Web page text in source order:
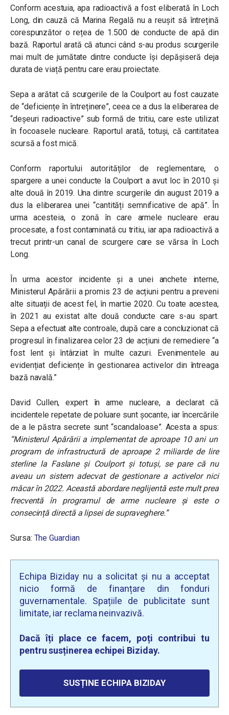
Conform acestuia, apa radioactivă a fost eliberată în Loch
Long, din cauză că Marina Regală nu a reușit să întrețină
corespunzător o rețea de 1.500 de conducte de apă din
bază. Raportul arată că atunci când s-au produs scurgerile
mai mult de jumătate dintre conducte își depășiseră deja
durata de viață pentru care erau proiectate.
Sepa a arătat că scurgerile de la Coulport au fost cauzate
de “deficiențe în întreținere”, ceea ce a dus la eliberarea de
“deșeuri radioactive” sub formă de tritiu, care este utilizat
în focoasele nucleare. Raportul arată, totuși, că cantitatea
scursă a fost mică.
Conform raportului autorităților de reglementare, o
spargere a unei conducte la Coulport a avut loc în 2010 și
alte două în 2019. Una dintre scurgerile din august 2019 a
dus la eliberarea unei “cantități semnificative de apă”. În
urma acesteia, o zonă în care armele nucleare erau
procesate, a fost contaminată cu tritiu, iar apa radioactivă a
trecut printr-un canal de scurgere care se vărsa în Loch
Long.
În urma acestor incidente și a unei anchete interne,
Ministerul Apărării a promis 23 de acțiuni pentru a preveni
alte situații de acest fel, în martie 2020. Cu toate acestea,
în 2021 au existat alte două conducte care s-au spart.
Sepa a efectuat alte controale, după care a concluzionat că
progresul în finalizarea celor 23 de acțiuni de remediere “a
fost lent și întârziat în multe cazuri. Evenimentele au
evidențiat deficiențe în gestionarea activelor din întreaga
bază navală.”
David Cullen, expert în arme nucleare, a declarat că
incidentele repetate de poluare sunt șocante, iar încercările
de a le păstra secrete sunt “scandaloase”. Acesta a spus:
“Ministerul Apărării a implementat de aproape 10 ani un
program de infrastructură de aproape 2 miliarde de lire
sterline la Faslane și Coulport și totuși, se pare că nu
aveau un sistem adecvat de gestionare a activelor nici
măcar în 2022. Această abordare neglijentă este mult prea
frecventă în programul de arme nucleare și este o
consecință directă a lipsei de supraveghere.”
Sursa: The Guardian
Echipa Biziday nu a solicitat și nu a acceptat
nicio formă de finanțare din fonduri
guvernamentale. Spațiile de publicitate sunt
limitate, iar reclama neinvazivă.
Dacă îți place ce facem, poți contribui tu
pentru susținerea echipei Biziday.
SUSȚINE ECHIPA BIZIDAY